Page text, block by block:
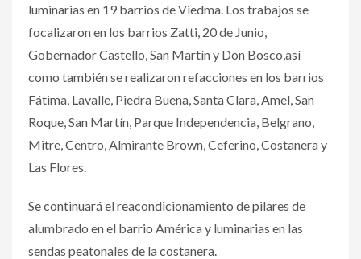
luminarias en 19 barrios de Viedma. Los trabajos se
focalizaron en los barrios Zatti, 20 de Junio,
Gobernador Castello, San Martín y Don Bosco,así
como también se realizaron refacciones en los barrios
Fátima, Lavalle, Piedra Buena, Santa Clara, Amel, San
Roque, San Martín, Parque Independencia, Belgrano,
Mitre, Centro, Almirante Brown, Ceferino, Costanera y
Las Flores.
Se continuará el reacondicionamiento de pilares de
alumbrado en el barrio América y luminarias en las
sendas peatonales de la costanera.